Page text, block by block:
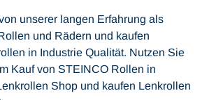
unserer langen Erfahrung als
und Rädern und kaufen
in Industrie Qualität. Nutzen Sie
Kauf von STEINCO Rollen in
Shop und kaufen Lenkrollen